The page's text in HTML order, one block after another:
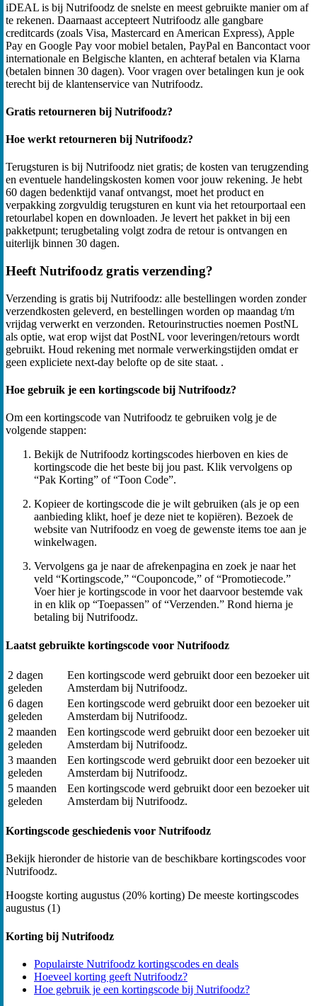
iDEAL is bij Nutrifoodz de snelste en meest gebruikte manier om af
te rekenen. Daarnaast accepteert Nutrifoodz alle gangbare
creditcards (zoals Visa, Mastercard en American Express), Apple
Pay en Google Pay voor mobiel betalen, PayPal en Bancontact voor
internationale en Belgische klanten, en achteraf betalen via Klarna
(betalen binnen 30 dagen). Voor vragen over betalingen kun je ook
terecht bij de klantenservice van Nutrifoodz.
Gratis retourneren bij Nutrifoodz?
Hoe werkt retourneren bij Nutrifoodz?
Terugsturen is bij Nutrifoodz niet gratis; de kosten van terugzending
en eventuele handelingskosten komen voor jouw rekening. Je hebt
60 dagen bedenktijd vanaf ontvangst, moet het product en
verpakking zorgvuldig terugsturen en kunt via het retourportaal een
retourlabel kopen en downloaden. Je levert het pakket in bij een
pakketpunt; terugbetaling volgt zodra de retour is ontvangen en
uiterlijk binnen 30 dagen.
Heeft Nutrifoodz gratis verzending?
Verzending is gratis bij Nutrifoodz: alle bestellingen worden zonder
verzendkosten geleverd, en bestellingen worden op maandag t/m
vrijdag verwerkt en verzonden. Retourinstructies noemen PostNL
als optie, wat erop wijst dat PostNL voor leveringen/retours wordt
gebruikt. Houd rekening met normale verwerkingstijden omdat er
geen expliciete next‑day belofte op de site staat. .
Hoe gebruik je een kortingscode bij Nutrifoodz?
Om een kortingscode van Nutrifoodz te gebruiken volg je de
volgende stappen:
Bekijk de Nutrifoodz kortingscodes hierboven en kies de
kortingscode die het beste bij jou past. Klik vervolgens op
“Pak Korting” of “Toon Code”.
Kopieer de kortingscode die je wilt gebruiken (als je op een
aanbieding klikt, hoef je deze niet te kopiëren). Bezoek de
website van Nutrifoodz en voeg de gewenste items toe aan je
winkelwagen.
Vervolgens ga je naar de afrekenpagina en zoek je naar het
veld “Kortingscode,” “Couponcode,” of “Promotiecode.”
Voer hier je kortingscode in voor het daarvoor bestemde vak
in en klik op “Toepassen” of “Verzenden.” Rond hierna je
betaling bij Nutrifoodz.
Laatst gebruikte kortingscode voor Nutrifoodz
2 dagen
geleden
Een kortingscode werd gebruikt door een bezoeker uit
Amsterdam bij Nutrifoodz.
6 dagen
geleden
Een kortingscode werd gebruikt door een bezoeker uit
Amsterdam bij Nutrifoodz.
2 maanden
geleden
Een kortingscode werd gebruikt door een bezoeker uit
Amsterdam bij Nutrifoodz.
3 maanden
geleden
Een kortingscode werd gebruikt door een bezoeker uit
Amsterdam bij Nutrifoodz.
5 maanden
geleden
Een kortingscode werd gebruikt door een bezoeker uit
Amsterdam bij Nutrifoodz.
Kortingscode geschiedenis voor Nutrifoodz
Bekijk hieronder de historie van de beschikbare kortingscodes voor
Nutrifoodz.
Hoogste korting augustus (20% korting) De meeste kortingscodes
augustus (1)
Korting bij Nutrifoodz
Populairste Nutrifoodz kortingscodes en deals
Hoeveel korting geeft Nutrifoodz?
Hoe gebruik je een kortingscode bij Nutrifoodz?